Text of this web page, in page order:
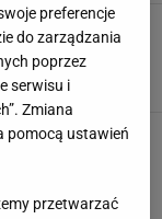
Rok po
za swoje
preferencje
do zarządzania
poprzez
serwisu i
Zmiana
pomocą ustawień
przetwarzać